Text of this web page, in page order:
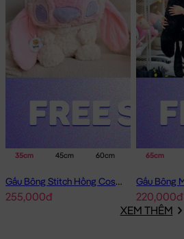
35cm 45cm 60cm
Gấu Bông Stitch Hồng Cosplay Lamb Angel
255,000đ
65cm
220,000đ
XEM THÊM